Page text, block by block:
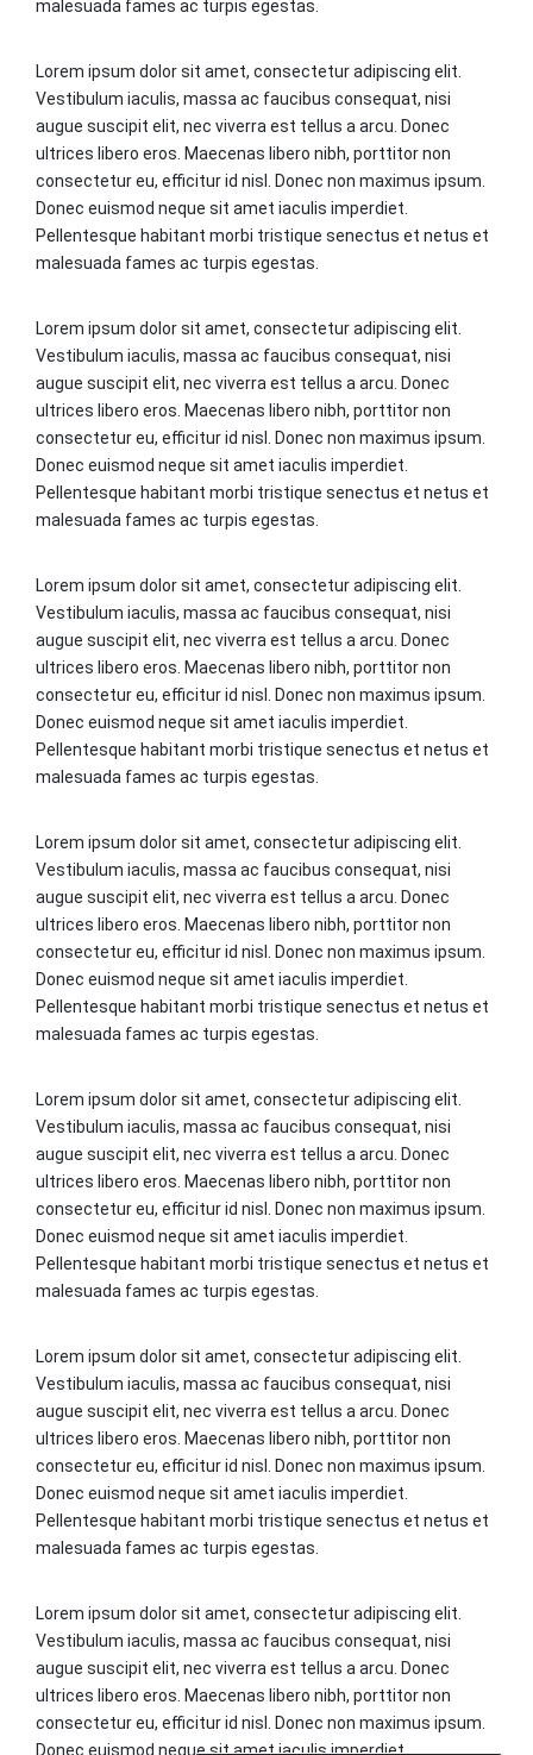
malesuada fames ac turpis egestas.
Lorem ipsum dolor sit amet, consectetur adipiscing elit.
Vestibulum iaculis, massa ac faucibus consequat, nisi
augue suscipit elit, nec viverra est tellus a arcu. Donec
ultrices libero eros. Maecenas libero nibh, porttitor non
consectetur eu, efficitur id nisl. Donec non maximus ipsum.
Donec euismod neque sit amet iaculis imperdiet.
Pellentesque habitant morbi tristique senectus et netus et
malesuada fames ac turpis egestas.
Lorem ipsum dolor sit amet, consectetur adipiscing elit.
Vestibulum iaculis, massa ac faucibus consequat, nisi
augue suscipit elit, nec viverra est tellus a arcu. Donec
ultrices libero eros. Maecenas libero nibh, porttitor non
consectetur eu, efficitur id nisl. Donec non maximus ipsum.
Donec euismod neque sit amet iaculis imperdiet.
Pellentesque habitant morbi tristique senectus et netus et
malesuada fames ac turpis egestas.
Lorem ipsum dolor sit amet, consectetur adipiscing elit.
Vestibulum iaculis, massa ac faucibus consequat, nisi
augue suscipit elit, nec viverra est tellus a arcu. Donec
ultrices libero eros. Maecenas libero nibh, porttitor non
consectetur eu, efficitur id nisl. Donec non maximus ipsum.
Donec euismod neque sit amet iaculis imperdiet.
Pellentesque habitant morbi tristique senectus et netus et
malesuada fames ac turpis egestas.
Lorem ipsum dolor sit amet, consectetur adipiscing elit.
Vestibulum iaculis, massa ac faucibus consequat, nisi
augue suscipit elit, nec viverra est tellus a arcu. Donec
ultrices libero eros. Maecenas libero nibh, porttitor non
consectetur eu, efficitur id nisl. Donec non maximus ipsum.
Donec euismod neque sit amet iaculis imperdiet.
Pellentesque habitant morbi tristique senectus et netus et
malesuada fames ac turpis egestas.
Lorem ipsum dolor sit amet, consectetur adipiscing elit.
Vestibulum iaculis, massa ac faucibus consequat, nisi
augue suscipit elit, nec viverra est tellus a arcu. Donec
ultrices libero eros. Maecenas libero nibh, porttitor non
consectetur eu, efficitur id nisl. Donec non maximus ipsum.
Donec euismod neque sit amet iaculis imperdiet.
Pellentesque habitant morbi tristique senectus et netus et
malesuada fames ac turpis egestas.
Lorem ipsum dolor sit amet, consectetur adipiscing elit.
Vestibulum iaculis, massa ac faucibus consequat, nisi
augue suscipit elit, nec viverra est tellus a arcu. Donec
ultrices libero eros. Maecenas libero nibh, porttitor non
consectetur eu, efficitur id nisl. Donec non maximus ipsum.
Donec euismod neque sit amet iaculis imperdiet.
Pellentesque habitant morbi tristique senectus et netus et
malesuada fames ac turpis egestas.
Lorem ipsum dolor sit amet, consectetur adipiscing elit.
Vestibulum iaculis, massa ac faucibus consequat, nisi
augue suscipit elit, nec viverra est tellus a arcu. Donec
ultrices libero eros. Maecenas libero nibh, porttitor non
consectetur eu, efficitur id nisl. Donec non maximus ipsum.
Donec euismod neque sit amet iaculis imperdiet.